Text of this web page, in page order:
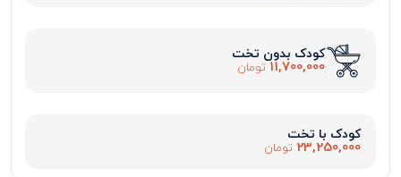
کودک بدون تخت
11,700,000 تومان
کودک با تخت
23,250,000 تومان